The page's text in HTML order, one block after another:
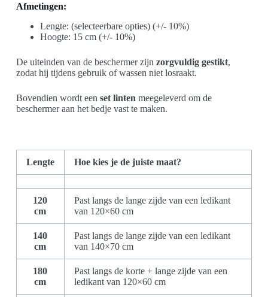
Afmetingen:
Lengte: (selecteerbare opties) (+/- 10%)
Hoogte: 15 cm (+/- 10%)
De uiteinden van de beschermer zijn zorgvuldig gestikt,
zodat hij tijdens gebruik of wassen niet losraakt.
Bovendien wordt een set linten meegeleverd om de
beschermer aan het bedje vast te maken.
Lengte Hoe kies je de juiste maat?
120
cm
Past langs de lange zijde van een ledikant
van 120×60 cm
140
cm
Past langs de lange zijde van een ledikant
van 140×70 cm
180
cm
Past langs de korte + lange zijde van een
ledikant van 120×60 cm